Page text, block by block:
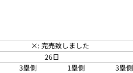
×: 完売致しました
26日
3塁側 1塁側 3塁側